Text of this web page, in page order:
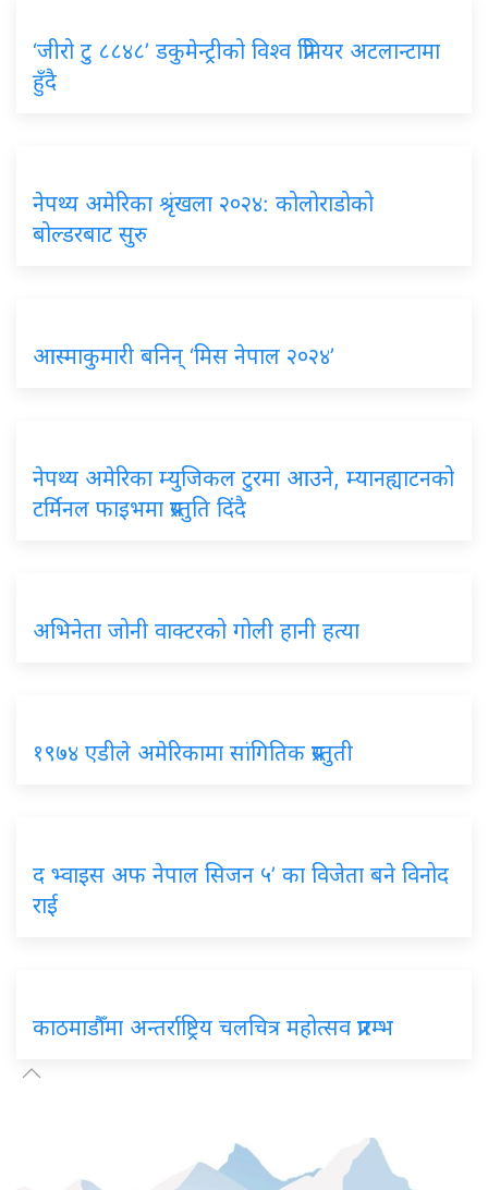
‘जीरो टु ८८४८’ डकुमेन्ट्रीको विश्व प्रिमियर अटलान्टामा
हुँदै
नेपथ्य अमेरिका श्रृंखला २०२४: कोलोराडोको
बोल्डरबाट सुरु
आस्माकुमारी बनिन् ‘मिस नेपाल २०२४’
नेपथ्य अमेरिका म्युजिकल टुरमा आउने, म्यानह्याटनको
टर्मिनल फाइभमा प्रस्तुति दिंदै
अभिनेता जोनी वाक्टरको गोली हानी हत्या
१९७४ एडीले अमेरिकामा सांगितिक प्रस्तुती
द भ्वाइस अफ नेपाल सिजन ५’ का विजेता बने विनोद
राई
काठमाडौँमा अन्तर्राष्ट्रिय चलचित्र महोत्सव प्रारम्भ